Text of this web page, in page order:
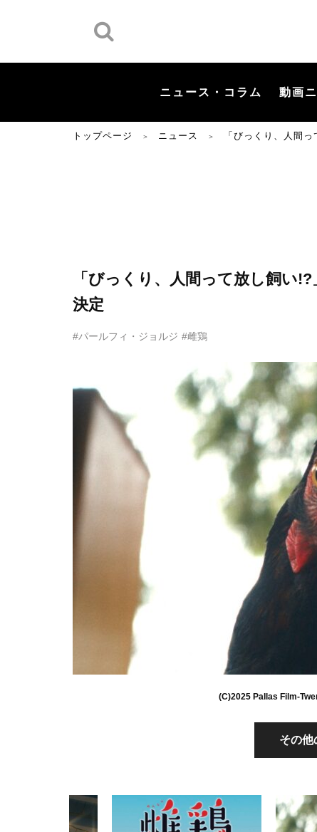
ニュース・コラム 動画
トップページ ＞ ニュース ＞ 「びっくり、人間
「びっくり、人間って放し飼い
決定
#パールフィ・ジョルジ #雌鶏
(C)2025 Pallas Film-
その他